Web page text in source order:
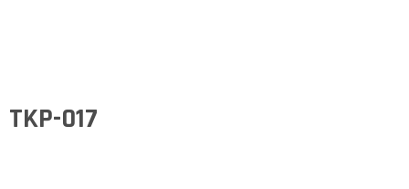
TKP-017